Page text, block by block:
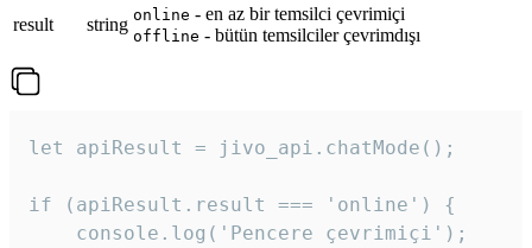
result
string online - en az bir temsilci çevrimiçi
offline - bütün temsilciler çevrimdışı
let apiResult = jivo_api.chatMode();
if (apiResult.result === 'online') {
    console.log('Pencere çevrimiçi');